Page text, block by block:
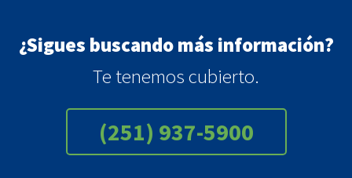
¿Sigues buscando más información?
Te tenemos cubierto.
(251) 937-5900